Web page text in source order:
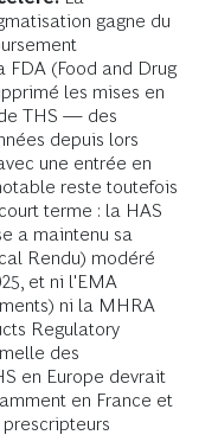
gagne du
FDA (Food and Drug
les mises en
THS — des
depuis lors
une entrée en
reste toutefois
terme : la HAS
a maintenu sa
Rendu) modéré
et ni l'EMA
ni la MHRA
Regulatory
des
en Europe devrait
en France et